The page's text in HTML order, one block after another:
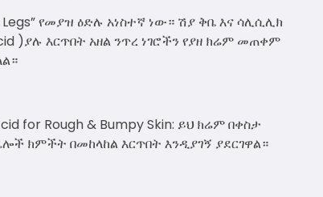
የመያዝ ዕድሉ አነስተኛ ነው። ሽያ ቅቤ እና ሳሊሲሊክ
)ያሉ እርጥበት አዘል ንጥረ ነገሮችን የያዘ ክሬም መጠቀም
for Rough & Bumpy Skin: ይህ ክሬም በቀስታ
ክምችት በመከላከል እርጥበት እንዲያገኝ ያደርገዋል።